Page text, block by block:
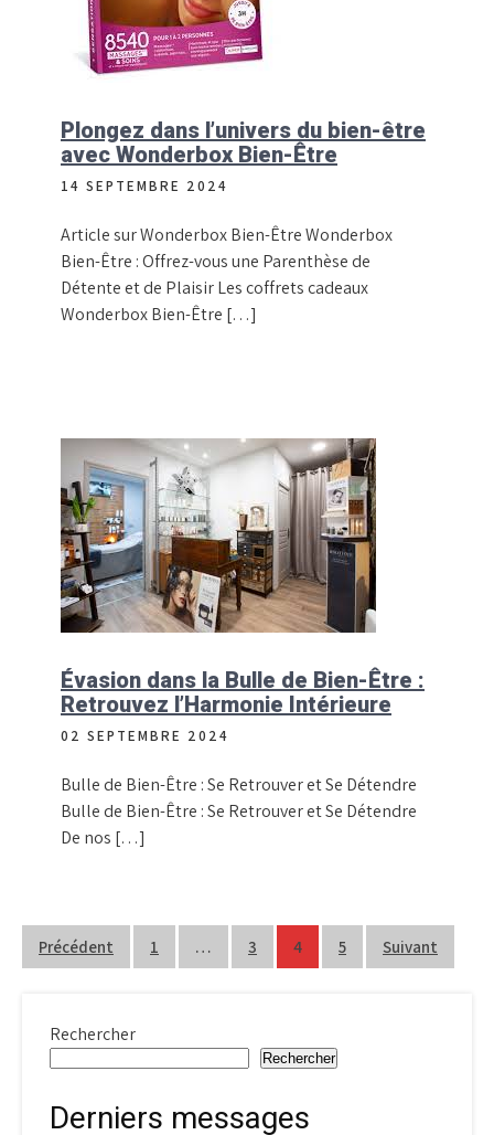
Plongez dans l’univers du bien-être
avec Wonderbox Bien-Être
14 SEPTEMBRE 2024
Article sur Wonderbox Bien-Être Wonderbox
Bien-Être : Offrez-vous une Parenthèse de
Détente et de Plaisir Les coffrets cadeaux
Wonderbox Bien-Être […]
Évasion dans la Bulle de Bien-Être :
Retrouvez l’Harmonie Intérieure
02 SEPTEMBRE 2024
Bulle de Bien-Être : Se Retrouver et Se Détendre
Bulle de Bien-Être : Se Retrouver et Se Détendre
De nos […]
Pagination
Précédent 1 … 3 4 5 Suivant
Rechercher
Rechercher
Derniers messages